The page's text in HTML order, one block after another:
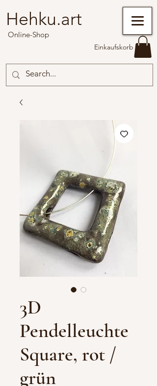
Einkaufskorb
Hehku.art
Online-Shop
3D
Pendelleuchte
Square, rot /
grün